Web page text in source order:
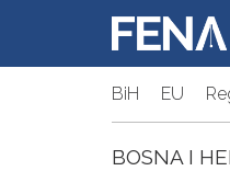
BiH EU
BOSNA I